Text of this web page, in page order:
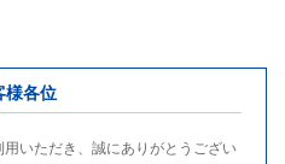
様各位
いただき、誠にありがとうござい